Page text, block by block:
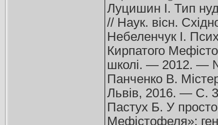
Луцишин І. Тип
// Наук. вісн.
Небеленчук І.
Кирпатого
школі. — 2012. —
Панченко В.
Львів, 2016. — С.
Пастух Б. У
Мефістофеля»: